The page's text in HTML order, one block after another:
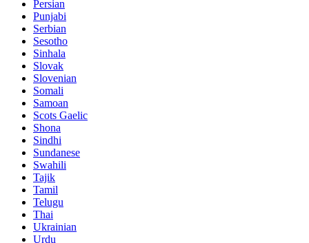
Persian
Punjabi
Serbian
Sesotho
Sinhala
Slovak
Slovenian
Somali
Samoan
Scots Gaelic
Shona
Sindhi
Sundanese
Swahili
Tajik
Tamil
Telugu
Thai
Ukrainian
Urdu